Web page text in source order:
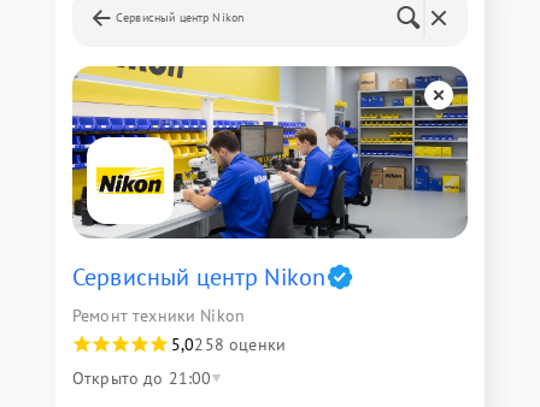
Сервисный центр Nikon
Сервисный центр Nikon
Ремонт техники Nikon
5,0258 оценки
Открыто до 21:00